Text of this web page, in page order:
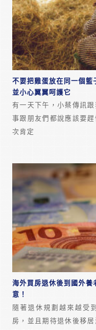
不要把雞蛋放在同一個籃
並小心翼翼呵護它
有一天下午，小蔡傳訊
事跟朋友們都說應該要
次肯定
海外買房退休後到國外養
意！
隨著退休規劃越來越受
房，並且期待退休後移